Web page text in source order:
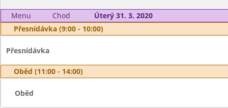
Menu Chod
Úterý 31. 3. 2020
Přesnídávka (9:00 - 10:00)
Přesnídávka
Oběd (11:00 - 14:00)
Oběd